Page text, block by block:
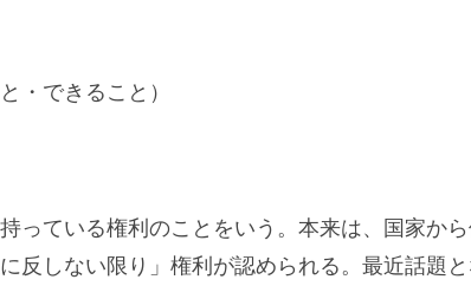
・できること）
ている権利のことをいう。本来は、国家か
しない限り」権利が認められる。最近話題と